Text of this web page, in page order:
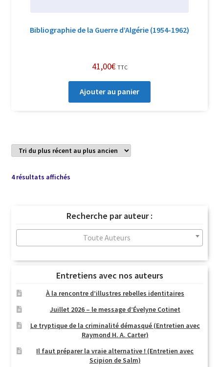
Bibliographie de la Guerre d’Algérie (1954-1962)
41,00€ TTC
Ajouter au panier
4 résultats affichésTrié
au
plus
ancien
Recherche par auteur :
Toute Auteurs
Entretiens avec nos auteurs
À la rencontre d’illustres rebelles identitaires
Juillet 2026 – le message d’Évelyne Cotinet
Le tryptique de la criminalité démasqué (Entretien avec
Raymond H. A. Carter)
Il faut préparer la vraie alternative ! (Entretien avec
Scipion de Salm)